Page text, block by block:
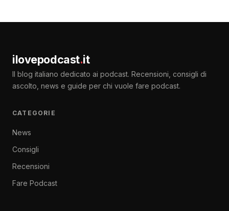
ilovepodcast.it
Il blog italiano dedicato ai podcast. Recensioni, consigli di
ascolto, news e guide per chi vuole fare podcast.
CATEGORIE
News
Consigli
Recensioni
Fare Podcast